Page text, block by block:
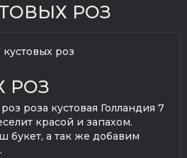
РОЗ
РОЗ
роза кустовая Голландия 7
красой и запахом.
букет, а так же добавим